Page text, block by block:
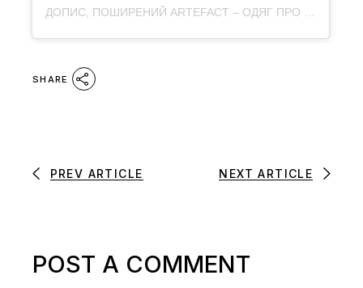
SHARE
PREV ARTICLE NEXT ARTICLE
POST A COMMENT